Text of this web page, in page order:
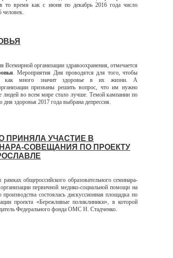
в то время как с июня по декабрь 2016 года число
человек.
Всемирной организации здравоохранения, отмечается
. Мероприятия Дня проводятся для того, чтобы
как много значит здоровье в их жизни. А
призваны решить вопрос, что им нужно
людей во всем мире стало лучше. Темой кампании по
здоровья 2017 года выбрана депрессия.
ПРИНЯЛА УЧАСТИЕ В
СОВЕЩАНИЯ ПО ПРОЕКТУ
общероссийского образовательного семинара-
первичной медико-социальной помощи на
состоялась дискуссионная площадка по
проекта «Бережливые поликлиники», в которой
Федерального фонда ОМС Н. Стадченко.